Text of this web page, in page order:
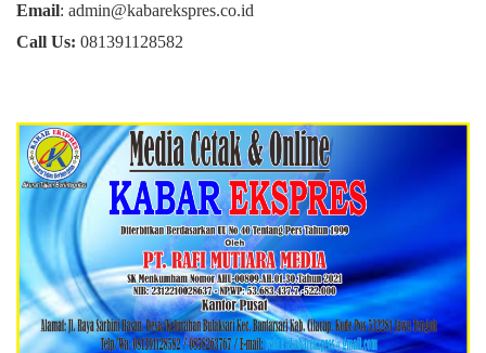
Email: admin@kabarekspres.co.id
Call Us: 081391128582